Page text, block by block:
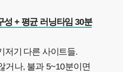
성 + 평균 러닝타임 30분
저기 다른 사이트들.
거나, 불과 5~10분이면